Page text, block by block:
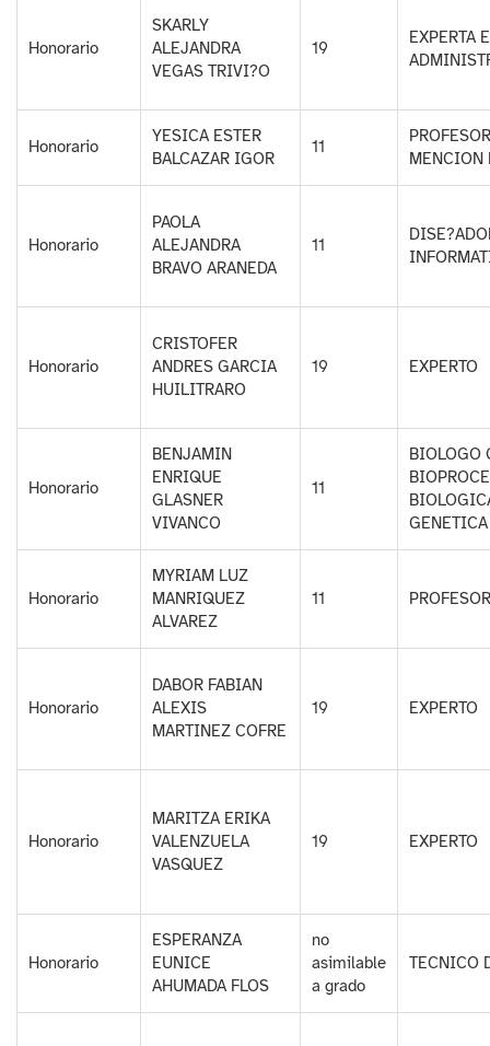
Honorario
SKARLY
ALEJANDRA
VEGAS TRIVI?O
19
EXPERTA
Honorario
YESICA ESTER
BALCAZAR IGOR
11
MENCION
Honorario
PAOLA
ALEJANDRA
BRAVO ARANEDA
11
Honorario
CRISTOFER
ANDRES GARCIA
HUILITRARO
19 EXPERTO
Honorario
BENJAMIN
ENRIQUE
GLASNER
VIVANCO
11
BIOLOGO
Honorario
MYRIAM LUZ
MANRIQUEZ
ALVAREZ
11
Honorario
DABOR FABIAN
ALEXIS
MARTINEZ COFRE
19 EXPERTO
Honorario
MARITZA ERIKA
VALENZUELA
VASQUEZ
19 EXPERTO
Honorario
ESPERANZA
EUNICE
AHUMADA FLOS
no
asimilable
a grado
TECNICO